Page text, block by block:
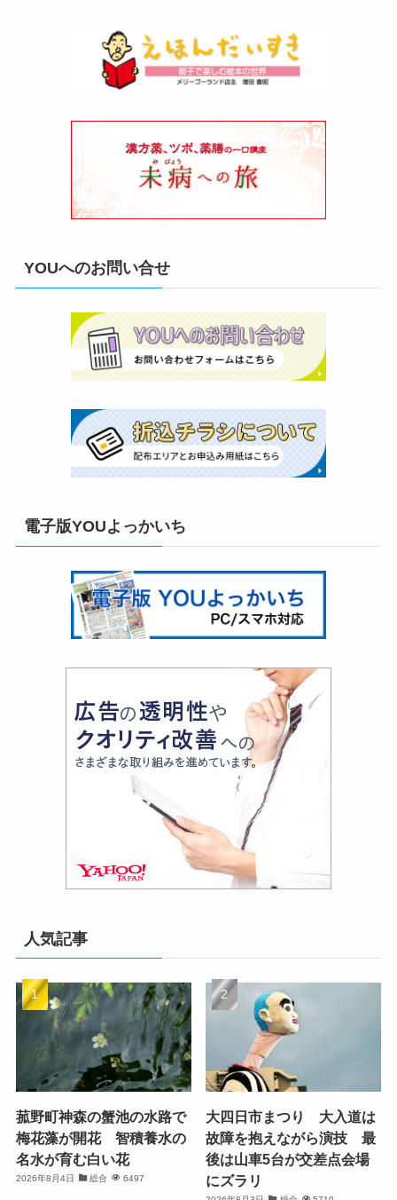
YOUへのお問い合せ
電子版YOUよっかいち
人気記事
菰野町神森の蟹池の水路で
梅花藻が開花 智積養水の
名水が育む白い花
2026年8月4日 総合 6497
大四日市まつり 大入道は
故障を抱えながら演技 最
後は山車5台が交差点会場
にズラリ